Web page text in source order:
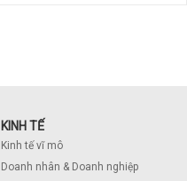
KINH TẾ
Kinh tế vĩ mô
Doanh nhân & Doanh nghiệp